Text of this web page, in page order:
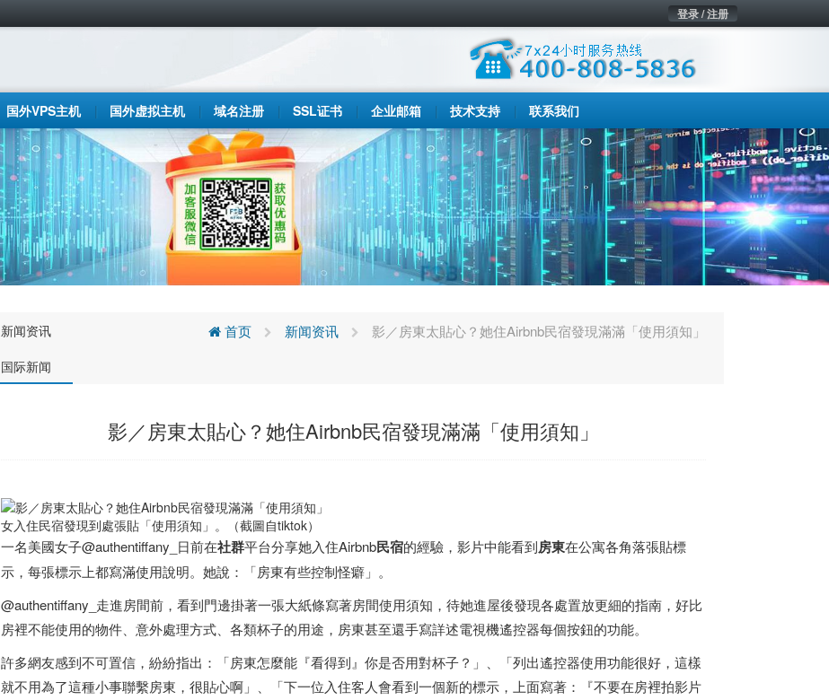
登录 / 注册
国外VPS主机 国外虚拟主机 域名注册 SSL证书 企业邮箱 技术支持 联系我们
新闻资讯
国际新闻
首页 新闻资讯 影／房東太貼心？她住Airbnb民宿發現滿滿「使用須知」
影／房東太貼心？她住Airbnb民宿發現滿滿「使用須知」
女入住民宿發現到處張貼「使用須知」。（截圖自tiktok）
一名美國女子@authentiffany_日前在社群平台分享她入住Airbnb民宿的經驗，影片中能看到房東在公寓各角落張貼標
示，每張標示上都寫滿使用說明。她說：「房東有些控制怪癖」。
@authentiffany_走進房間前，看到門邊掛著一張大紙條寫著房間使用須知，待她進屋後發現各處置放更細的指南，好比
房裡不能使用的物件、意外處理方式、各類杯子的用途，房東甚至還手寫詳述電視機遙控器每個按鈕的功能。
許多網友感到不可置信，紛紛指出：「房東怎麼能『看得到』你是否用對杯子？」、「列出遙控器使用功能很好，這樣
就不用為了這種小事聯繫房東，很貼心啊」、「下一位入住客人會看到一個新的標示，上面寫著：『不要在房裡拍影片